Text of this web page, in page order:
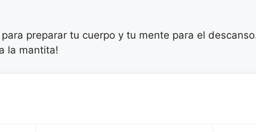
preparar tu cuerpo y tu mente para el
la mantita!